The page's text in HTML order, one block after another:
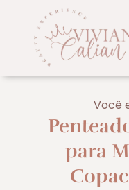
Você
para